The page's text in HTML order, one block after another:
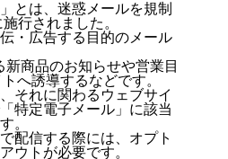
とは、迷惑メールを規制
行されました。
・広告する目的のメール
商品のお知らせや営業目
へ誘導するなどです。
それに関わるウェブサイ
特定電子メール」に該当
。
配信する際には、オプト
ウトが必要です。